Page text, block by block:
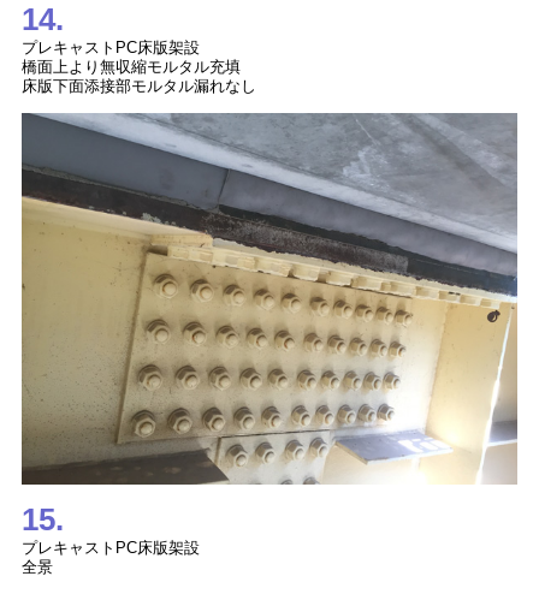
14.
プレキャストPC床版架設
橋面上より無収縮モルタル充填
床版下面添接部モルタル漏れなし
15.
プレキャストPC床版架設
全景